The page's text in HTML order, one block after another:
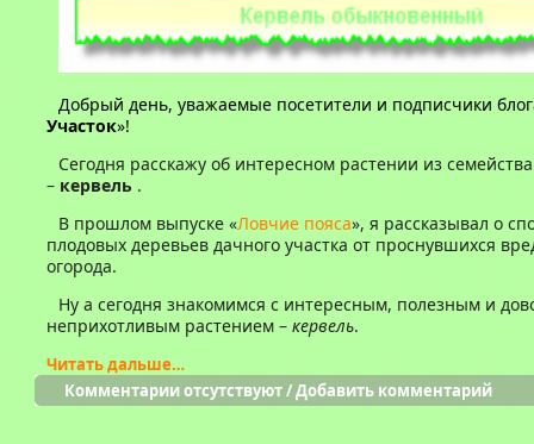
Добрый день, уважаемые посетители и подписчики
Участок»!
Сегодня расскажу об интересном растении из
– кервель .
В прошлом выпуске «Ловчие пояса», я рассказывал о
плодовых деревьев дачного участка от проснувшихся
огорода.
Ну а сегодня знакомимся с интересным, полезным и
неприхотливым растением – кервель.
Читать дальше…
Комментарии отсутствуют/Добавить комментарий